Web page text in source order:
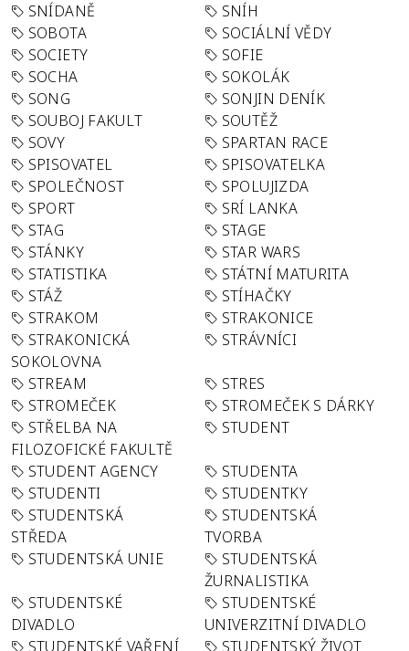
SNÍDANĚ
SNÍH
SOBOTA
SOCIÁLNÍ VĚDY
SOCIETY
SOFIE
SOCHA
SOKOLÁK
SONG
SONJIN DENÍK
SOUBOJ FAKULT
SOUTĚŽ
SOVY
SPARTAN RACE
SPISOVATEL
SPISOVATELKA
SPOLEČNOST
SPOLUJIZDA
SPORT
SRÍ LANKA
STAG
STAGE
STÁNKY
STAR WARS
STATISTIKA
STÁTNÍ MATURITA
STÁŽ
STÍHAČKY
STRAKOM
STRAKONICE
STRAKONICKÁ
SOKOLOVNA
STRÁVNÍCI
STREAM
STRES
STROMEČEK
STROMEČEK S DÁRKY
STŘELBA NA
FILOZOFICKÉ FAKULTĚ
STUDENT
STUDENT AGENCY
STUDENTA
STUDENTI
STUDENTKY
STUDENTSKÁ
STŘEDA
STUDENTSKÁ
TVORBA
STUDENTSKÁ UNIE
STUDENTSKÁ
ŽURNALISTIKA
STUDENTSKÉ
DIVADLO
STUDENTSKÉ
UNIVERZITNÍ DIVADLO
STUDENTSKÉ VAŘENÍ
STUDENTSKÝ ŽIVOT